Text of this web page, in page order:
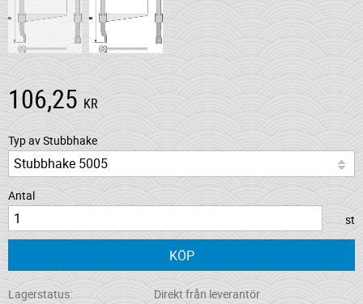
106,25 KR
Typ av Stubbhake
Antal
st
KÖP
Lagerstatus
Direkt från leverantör